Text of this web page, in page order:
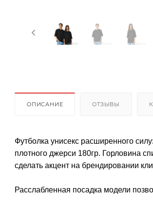
ОПИСАНИЕ ОТЗЫВЫ
Футболка унисекс расширенного
плотного джерси 180гр. Горловина
сделать акцент на брендировании
Расслабленная посадка модели